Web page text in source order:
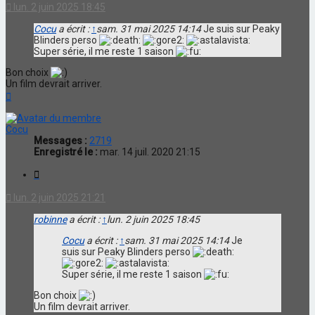
lun. 2 juin 2025 18:45
Cocua écrit : ↑sam. 31 mai 2025 14:14Je suis sur Peaky
Blinders perso
Super série, il me reste 1 saison
Bon choix
Un film devrait arriver.
Cocu
Messages : 2719
Enregistré le : mar. 14 juil. 2020 21:15
lun. 2 juin 2025 21:21
robinnea écrit : ↑lun. 2 juin 2025 18:45
Cocua écrit : ↑sam. 31 mai 2025 14:14Je
suis sur Peaky Blinders perso
Super série, il me reste 1 saison
Bon choix
Un film devrait arriver.